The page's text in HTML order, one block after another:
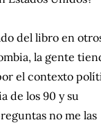
del libro en
la gente
el contexto
de los 90 y su
no me las